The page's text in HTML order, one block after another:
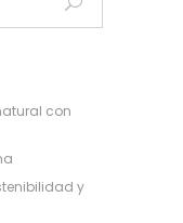
con
y